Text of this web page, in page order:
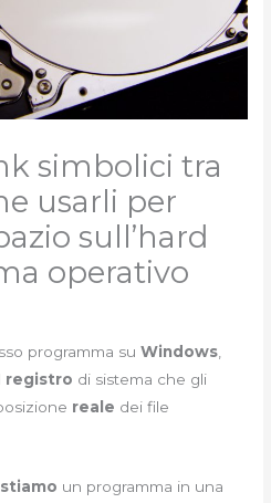
simbolici tra
usarli per
sull’hard
operativo
programma suWindows
registro di sistema che gli
reale dei file
un programma in una